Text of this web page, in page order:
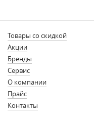
Товары со скидкой
Акции
Бренды
Сервис
О компании
Прайс
Контакты